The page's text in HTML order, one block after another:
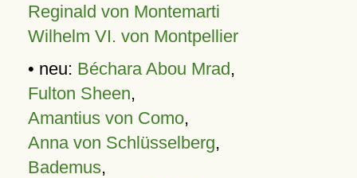
Reginald von Montemarti
Wilhelm VI. von Montpellier
• neu: Béchara Abou Mrad,
Fulton Sheen,
Amantius von Como,
Anna von Schlüsselberg,
Bademus,